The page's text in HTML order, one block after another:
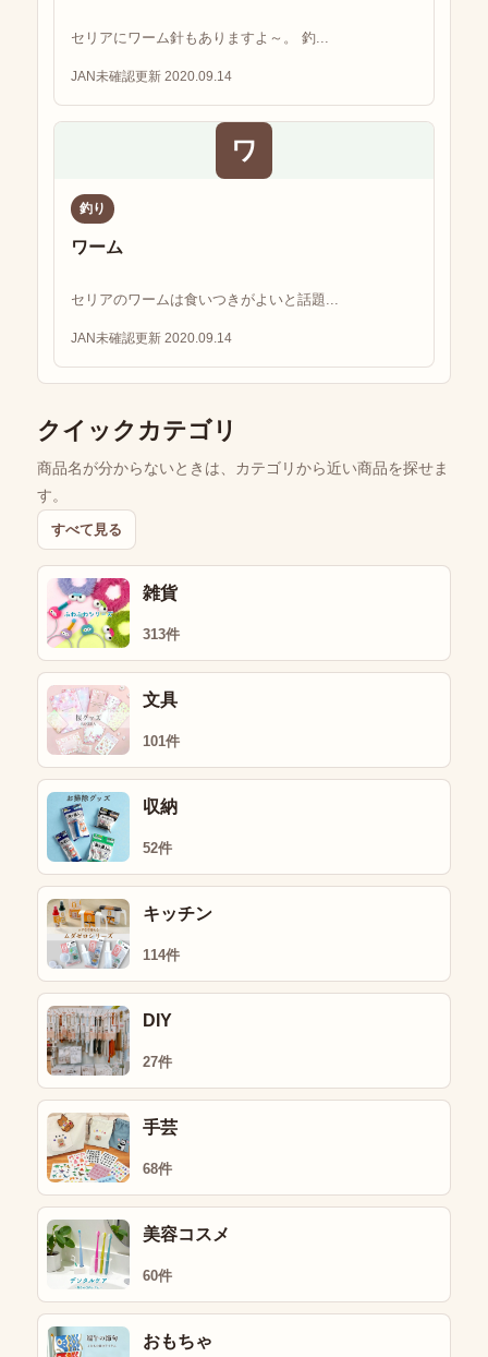
セリアにワーム針もありますよ～。 釣...
JAN未確認更新 2020.09.14
ワ
釣り
ワーム
セリアのワームは食いつきがよいと話題...
JAN未確認更新 2020.09.14
クイックカテゴリ
商品名が分からないときは、カテゴリから近い商品を探せま
す。
すべて見る
雑貨
313件
文具
101件
収納
52件
キッチン
114件
DIY
27件
手芸
68件
美容コスメ
60件
おもちゃ